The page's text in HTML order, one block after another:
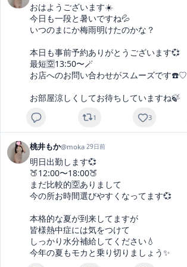
おはようございます☀️
今日も一段と暑いですね💦
いつのまにか梅雨明けたのかな？
本日も事前予約ありがとうございます💞
最短🈳13:50〜🪄
お店へのお問い合わせがスムーズです☎️♡
お部屋涼しくしてお待ちしていますね🍃
1 3
桃井もか@moka·29日前
明日出勤します💞
🍑12:00〜18:00🍑
まだ比較的🈳ありまして
今の所お時間選びやすくなってます💞
本格的な夏が到来してますが
皆様熱中症には気をつけて
しっかり水分補給してください💧
今年の夏もモカと乗り切りましょう✨